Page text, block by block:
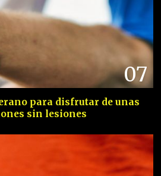
07
para disfrutar de unas
sin lesiones